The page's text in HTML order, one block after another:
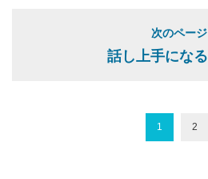
次のページ
話し上手にな
1 2